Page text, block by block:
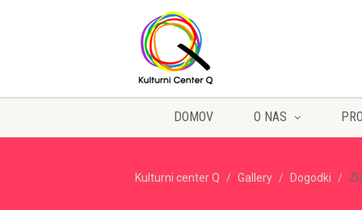
DOMOV O NAS
Kulturni center Q Gallery Dogodki